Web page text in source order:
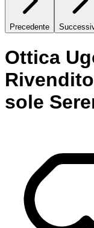
Precedente
Ottica
sole